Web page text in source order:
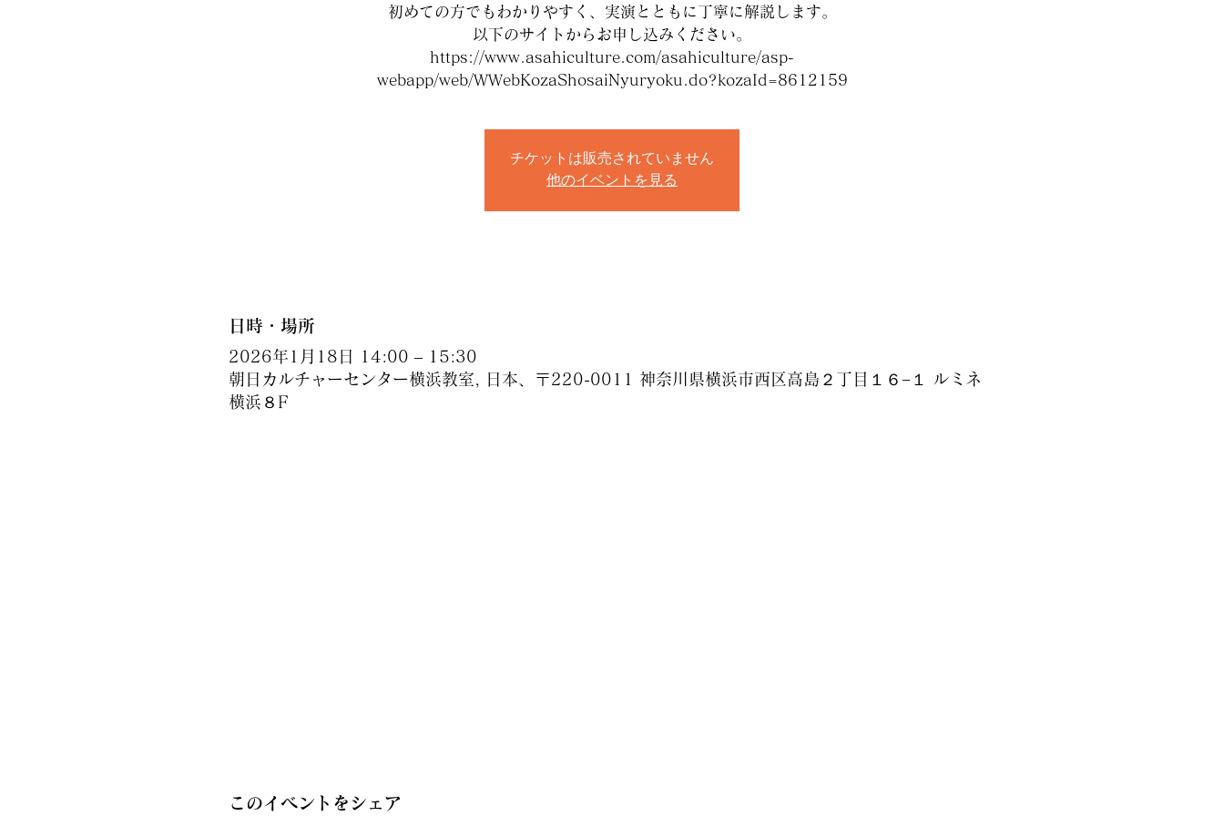
初めての方でもわかりやすく、実演とともに丁寧に解説します。
以下のサイトからお申し込みください。
https://www.asahiculture.com/asahiculture/asp-
webapp/web/WWebKozaShosaiNyuryoku.do?kozaId=8612159
チケットは販売されていません
他のイベントを見る
日時・場所
2026年1月18日 14:00 – 15:30
朝日カルチャーセンター横浜教室, 日本、〒220-0011 神奈川県横浜市西区高島２丁目１６−１ ルミネ
横浜８F
このイベントをシェア